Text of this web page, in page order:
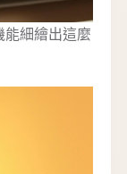
細繪出這麼